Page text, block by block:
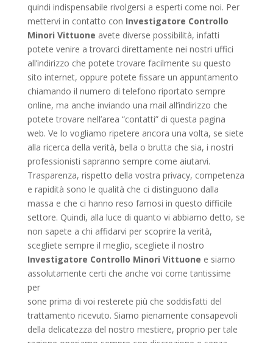
quindi indispensabile rivolgersi a esperti come noi. Per
mettervi in contatto con Investigatore Controllo
Minori Vittuone avete diverse possibilità, infatti
potete venire a trovarci direttamente nei nostri uffici
all’indirizzo che potete trovare facilmente su questo
sito internet, oppure potete fissare un appuntamento
chiamando il numero di telefono riportato sempre
online, ma anche inviando una mail all’indirizzo che
potete trovare nell’area “contatti” di questa pagina
web. Ve lo vogliamo ripetere ancora una volta, se siete
alla ricerca della verità, bella o brutta che sia, i nostri
professionisti sapranno sempre come aiutarvi.
Trasparenza, rispetto della vostra privacy, competenza
e rapidità sono le qualità che ci distinguono dalla
massa e che ci hanno reso famosi in questo difficile
settore. Quindi, alla luce di quanto vi abbiamo detto, se
non sapete a chi affidarvi per scoprire la verità,
scegliete sempre il meglio, scegliete il nostro
Investigatore Controllo Minori Vittuone e siamo
assolutamente certi che anche voi come tantissime
per
sone prima di voi resterete più che soddisfatti del
trattamento ricevuto. Siamo pienamente consapevoli
della delicatezza del nostro mestiere, proprio per tale